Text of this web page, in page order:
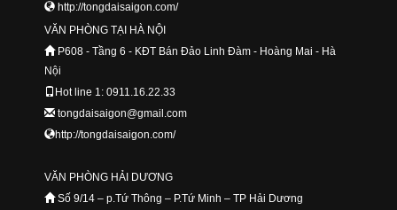
http://tongdaisaigon.com/
VĂN PHÒNG TẠI HÀ NỘI
P608 - Tầng 6 - KĐT Bán Đảo Linh Đàm - Hoàng Mai - Hà
Nội
Hot line 1: 0911.16.22.33
tongdaisaigon@gmail.com
http://tongdaisaigon.com/
VĂN PHÒNG HẢI DƯƠNG
Số 9/14 – p.Tứ Thông – P.Tứ Minh – TP Hải Dương